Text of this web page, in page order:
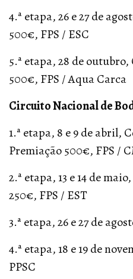
4.ª etapa, 26 e 27 de
500€, FPS / ESC
5.ª etapa, 28 de
500€, FPS / Aqua Carca
Circuito Nacional de
1.ª etapa, 8 e 9 de abril,
Premiação 500€, FPS /
2.ª etapa, 13 e 14 de
250€, FPS / EST
3.ª etapa, 26 e 27 de
4.ª etapa, 18 e 19 de
PPSC